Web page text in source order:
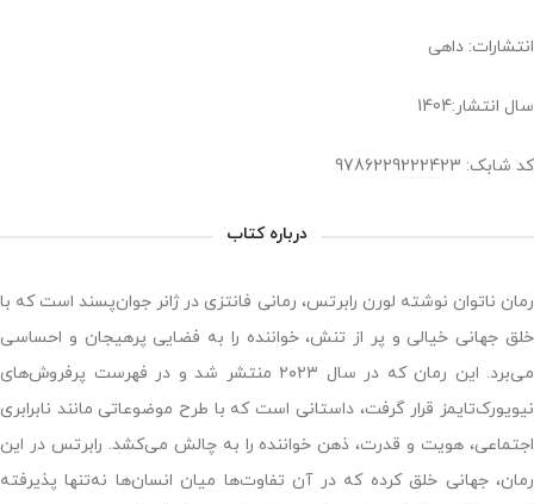
انتشارات: داهی
سال انتشار:1404
کد شابک: 9786229222423
درباره کتاب
رمان ناتوان نوشته لورن رابرتس، رمانی فانتزی در ژانر جوان‌پسند است که با
خلق جهانی خیالی و پر از تنش، خواننده را به فضایی پرهیجان و احساسی
می‌برد. این رمان که در سال ۲۰۲۳ منتشر شد و در فهرست پرفروش‌های
نیویورک‌تایمز قرار گرفت، داستانی است که با طرح موضوعاتی مانند نابرابری
اجتماعی، هویت و قدرت، ذهن خواننده را به چالش می‌کشد. رابرتس در این
رمان، جهانی خلق کرده که در آن تفاوت‌ها میان انسان‌ها نه‌تنها پذیرفته